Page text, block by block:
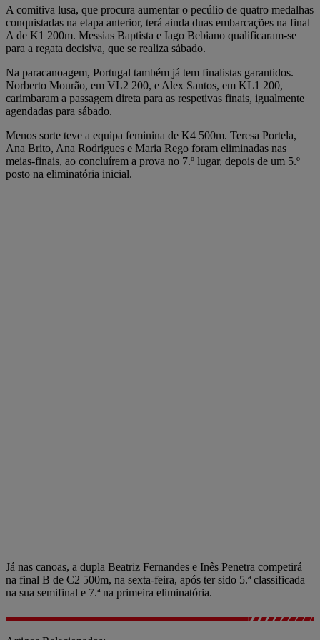
A comitiva lusa, que procura aumentar o pecúlio de quatro medalhas
conquistadas na etapa anterior, terá ainda duas embarcações na final
A de K1 200m. Messias Baptista e Iago Bebiano qualificaram-se
para a regata decisiva, que se realiza sábado.
Na paracanoagem, Portugal também já tem finalistas garantidos.
Norberto Mourão, em VL2 200, e Alex Santos, em KL1 200,
carimbaram a passagem direta para as respetivas finais, igualmente
agendadas para sábado.
Menos sorte teve a equipa feminina de K4 500m. Teresa Portela,
Ana Brito, Ana Rodrigues e Maria Rego foram eliminadas nas
meias-finais, ao concluírem a prova no 7.º lugar, depois de um 5.º
posto na eliminatória inicial.
Já nas canoas, a dupla Beatriz Fernandes e Inês Penetra competirá
na final B de C2 500m, na sexta-feira, após ter sido 5.ª classificada
na sua semifinal e 7.ª na primeira eliminatória.